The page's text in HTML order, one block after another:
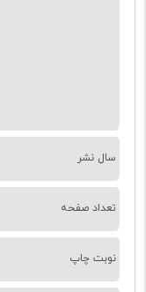
سال نشر
تعداد صفحه
نوبت چاپ